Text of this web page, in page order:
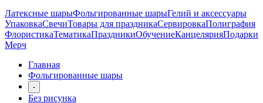
Латексные шарыФольгированные шарыГелий и аксессуары
УпаковкаСвечиТовары для праздникаСервировкаПолиграфия
ФлористикаТематикаПраздникиОбучениеКанцелярияПодарки
Мерч
Главная
Фольгированные шары
-
Без рисунка